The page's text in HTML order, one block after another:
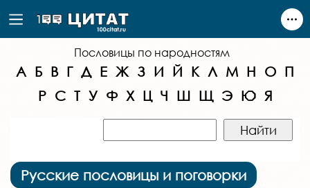
Пословицы по народностям
А Б В Г Д Е Ж З И Й К Л М Н О П
Р С Т У Ф Х Ц Ч Ш Щ Э Ю Я
Русские пословицы и поговорки